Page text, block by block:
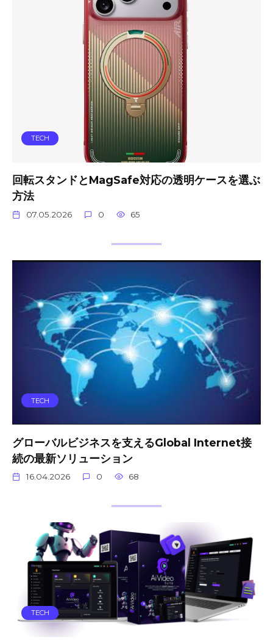
TECH
回転スタンドとMagSafe対応の透明ケースを選ぶ
方法
07.05.2026 0 65
TECH
グローバルビジネスを支えるGlobal Internet接
続の最新ソリューション
16.04.2026 0 68
TECH